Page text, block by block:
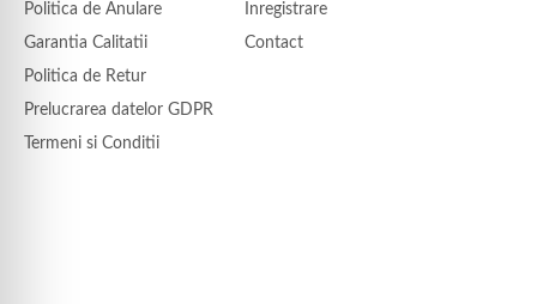
Politica de Anulare
Garantia Calitatii
Politica de Retur
Prelucrarea datelor GDPR
Termeni si Conditii
Inregistrare
Contact